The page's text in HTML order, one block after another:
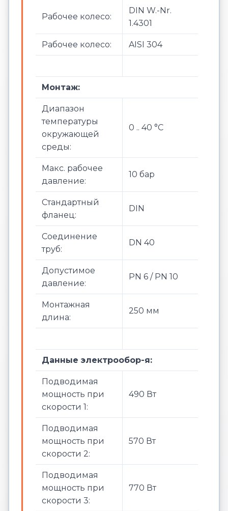
Рабочее колесо:
DIN W.-Nr.
1.4301
Рабочее колесо: AISI 304
Монтаж:
Диапазон
температуры
окружающей
среды:
0 .. 40 °C
Макс. рабочее
давление:
10 бар
Стандартный
фланец:
DIN
Соединение
труб:
DN 40
Допустимое
давление:
PN 6 / PN 10
Монтажная
длина:
250 мм
Данные электрообор-я:
Подводимая
мощность при
скорости 1:
490 Вт
Подводимая
мощность при
скорости 2:
570 Вт
Подводимая
мощность при
скорости 3:
770 Вт